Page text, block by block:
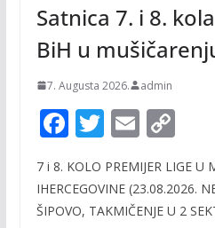
Satnica 7. i 8.
BiH u
7. Augusta 2026. admin
F
e
b
T
itt
er
E
ai
l
C
p
y
7 i 8. KOLO PREMIJER LIGE U
IHERCEGOVINE (23.08.2026.
ŠIPOVO, TAKMIČENJE U 2